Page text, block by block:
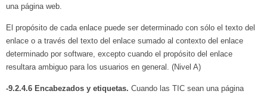
una página web.
El propósito de cada enlace puede ser determinado con sólo el texto del
enlace o a través del texto del enlace sumado al contexto del enlace
determinado por software, excepto cuando el propósito del enlace
resultara ambiguo para los usuarios en general. (Nivel A)
-9.2.4.6 Encabezados y etiquetas. Cuando las TIC sean una página